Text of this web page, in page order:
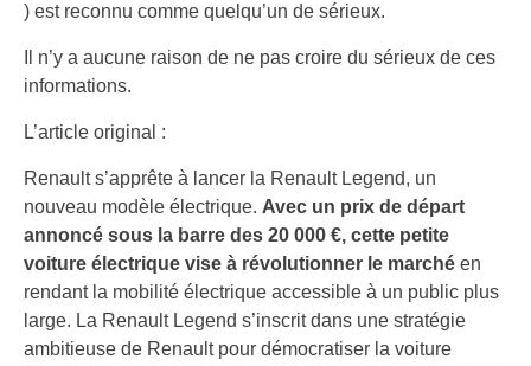
) est reconnu comme quelqu’un de sérieux.
Il n’y a aucune raison de ne pas croire du sérieux de ces
informations.
L’article original :
Renault s’apprête à lancer la Renault Legend, un
nouveau modèle électrique. Avec un prix de départ
annoncé sous la barre des 20 000 €, cette petite
voiture électrique vise à révolutionner le marché en
rendant la mobilité électrique accessible à un public plus
large. La Renault Legend s’inscrit dans une stratégie
ambitieuse de Renault pour démocratiser la voiture